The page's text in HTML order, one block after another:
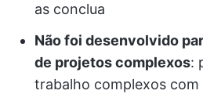
as conclua
Não foi desenvolvido
de projetos complexos:
trabalho complexos com